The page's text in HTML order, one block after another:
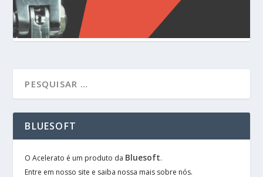
BLUESOFT
O Acelerato é um produto da Bluesoft.
Entre em nosso site e saiba nossa mais sobre nós.